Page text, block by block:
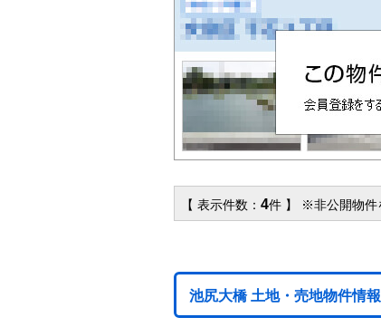
【 表示件数： 4件 】 ※非公開物
池尻大橋 土地・売地物件情